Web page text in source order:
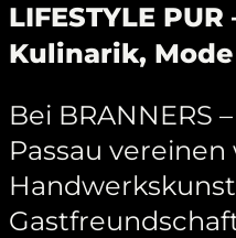
LIFESTYLE
Kulinarik,
Bei BRANNERS –
Passau vereinen